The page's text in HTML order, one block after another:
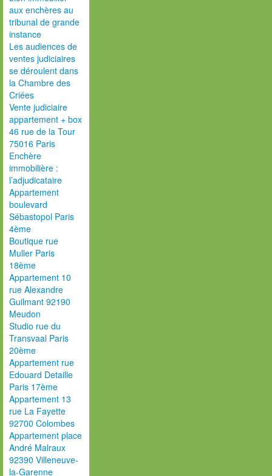
aux enchères au
tribunal de grande
instance
Les audiences de
ventes judiciaires
se déroulent dans
la Chambre des
Criées
Vente judiciaire
appartement + box
46 rue de la Tour
75016 Paris
Enchère
immobilière :
l’adjudicataire
Appartement
boulevard
Sébastopol Paris
4ème
Boutique rue
Muller Paris
18ème
Appartement 10
rue Alexandre
Guilmant 92190
Meudon
Studio rue du
Transvaal Paris
20ème
Appartement rue
Edouard Detaille
Paris 17ème
Appartement 13
rue La Fayette
92700 Colombes
Appartement place
André Malraux
92390 Villeneuve-
la-Garenne